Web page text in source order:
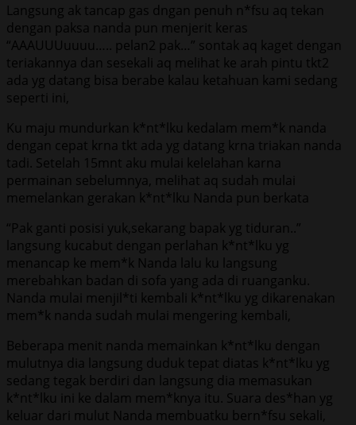
Langsung ak tancap gas dngan penuh n*fsu aq tekan
dengan paksa nanda pun menjerit keras
“AAAUUUuuuu….. pelan2 pak…” sontak aq kaget dengan
teriakannya dan sesekali aq melihat ke arah pintu tkt2
ada yg datang bisa berabe kalau ketahuan kami sedang
seperti ini,
Ku maju mundurkan k*nt*lku kedalam mem*k nanda
dengan cepat krna tkt ada yg datang krna triakan nanda
tadi. Setelah 15mnt aku mulai kelelahan karna
permainan sebelumnya, melihat aq sudah mulai
memelankan gerakan k*nt*lku Nanda pun berkata
“Pak ganti posisi yuk,sekarang bapak yg tiduran..”
langsung kucabut dengan perlahan k*nt*lku yg
menancap ke mem*k Nanda lalu ku langsung
merebahkan badan di sofa yang ada di ruanganku.
Nanda mulai menjil*ti kembali k*nt*lku yg dikarenakan
mem*k nanda sudah mulai mengering kembali,
Beberapa menit nanda memainkan k*nt*lku dengan
mulutnya dia langsung duduk tepat diatas k*nt*lku yg
sedang tegak berdiri dan langsung dia memasukan
k*nt*lku ini ke dalam mem*knya itu. Suara des*han yg
keluar dari mulut Nanda membuatku bern*fsu sekali,